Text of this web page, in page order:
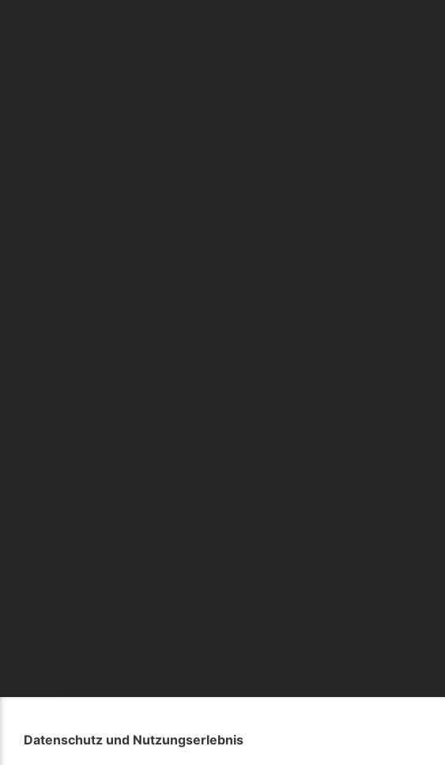
Datenschutz und Nutzungserlebnis
Datenschutz und Nutzungserlebnis